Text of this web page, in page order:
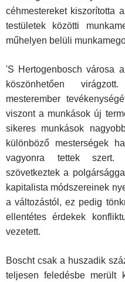
céhmestereket kiszorította
testületek közötti
műhelyen belüli
'S Hertogenbosch városa
köszönhető­en
mesterember
viszont a munkások új
sikeres munkások
különböző mesterségek
vagyonra tettek szert.
szövetkeztek a
kapitalista módszereinek
a változástól, ez pedig
ellentétes érdekek
vezetett.
Boscht csak a huszadik
teljesen feledésbe merült